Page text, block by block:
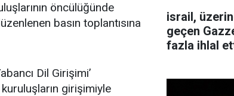
öncülüğünde
basın toplantısına
Dil Girişimi’
girişimiyle
israil,
geçen
fazla ihlal